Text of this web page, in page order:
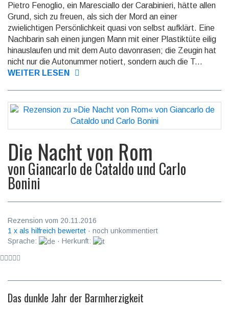
Pietro Fenoglio, ein Maresciallo der Carabinieri, hätte allen
Grund, sich zu freuen, als sich der Mord an einer
zwielichtigen Persönlichkeit quasi von selbst aufklärt. Eine
Nachbarin sah einen jungen Mann mit einer Plastiktüte eilig
hinauslaufen und mit dem Auto davonrasen; die Zeugin hat
nicht nur die Autonum­mer no­tiert, sondern auch die T...
WEITER LESEN
Die Nacht von Rom
vonGiancarlo de Cataldo und Carlo
Bonini
Rezension vom 20.11.2016
1 x als hilfreich bewertet · noch unkommentiert
Sprache:
· Herkunft:
Das dunkle Jahr der Barmherzigkeit